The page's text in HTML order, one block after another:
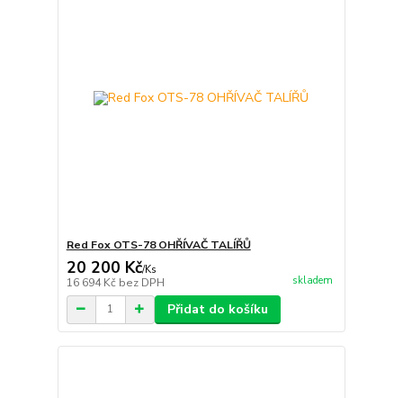
Red Fox OTS-78 OHŘÍVAČ TALÍŘŮ
20 200 Kč/Ks
16 694 Kč bez DPH skladem
Přidat do košíku